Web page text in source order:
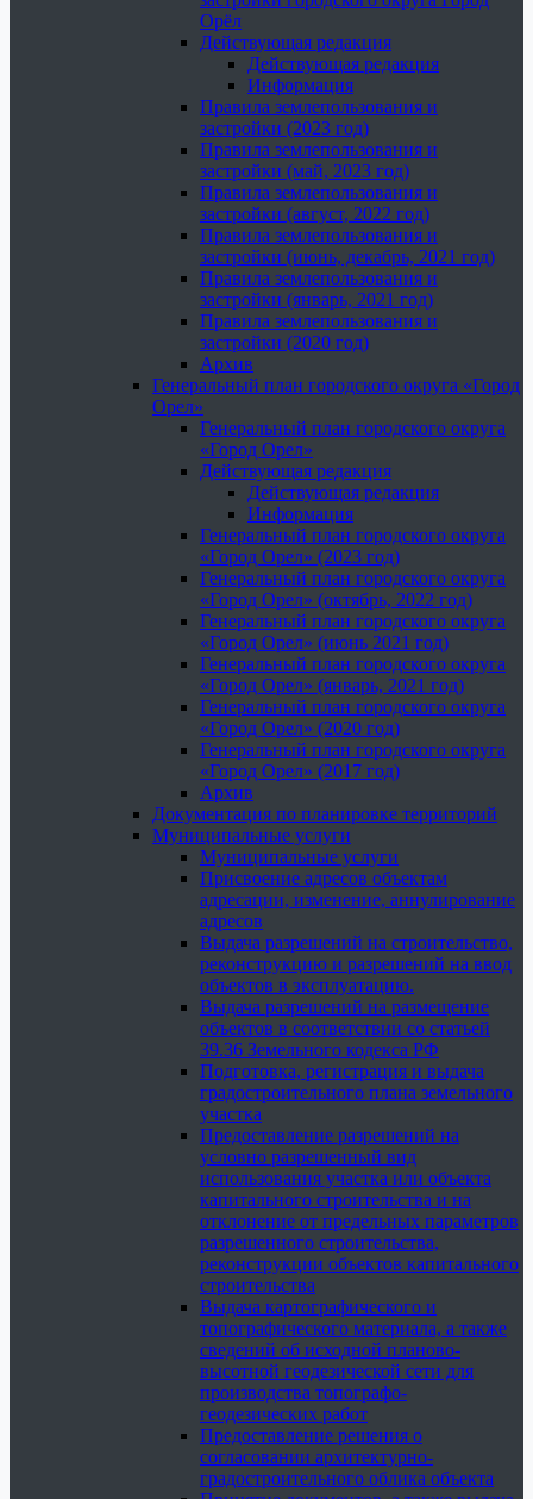
Орёл
Действующая редакция
Действующая редакция
Информация
Правила землепользования и
застройки (2023 год)
Правила землепользования и
застройки (май, 2023 год)
Правила землепользования и
застройки (август, 2022 год)
Правила землепользования и
застройки (июнь, декабрь, 2021 год)
Правила землепользования и
застройки (январь, 2021 год)
Правила землепользования и
застройки (2020 год)
Архив
Генеральный план городского округа «Город
Орел»
Генеральный план городского округа
«Город Орел»
Действующая редакция
Действующая редакция
Информация
Генеральный план городского округа
«Город Орел» (2023 год)
Генеральный план городского округа
«Город Орел» (октябрь, 2022 год)
Генеральный план городского округа
«Город Орел» (июнь 2021 год)
Генеральный план городского округа
«Город Орел» (январь, 2021 год)
Генеральный план городского округа
«Город Орел» (2020 год)
Генеральный план городского округа
«Город Орел» (2017 год)
Архив
Документация по планировке территорий
Муниципальные услуги
Муниципальные услуги
Присвоение адресов объектам
адресации, изменение, аннулирование
адресов
Выдача разрешений на строительство,
реконструкцию и разрешений на ввод
объектов в эксплуатацию.
Выдача разрешений на размещение
объектов в соответствии со статьей
39.36 Земельного кодекса РФ
Подготовка, регистрация и выдача
градостроительного плана земельного
участка
Предоставление разрешений на
условно разрешенный вид
использования участка или объекта
капитального строительства и на
отклонение от предельных параметров
разрешенного строительства,
реконструкции объектов капитального
строительства
Выдача картографического и
топографического материала, а также
сведений об исходной планово-
высотной геодезической сети для
производства топографо-
геодезических работ
Предоставление решения о
согласовании архитектурно-
градостроительного облика объекта